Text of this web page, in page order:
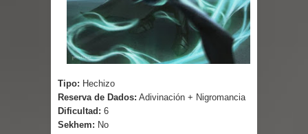
Tipo: Hechizo
Reserva de Dados: Adivinación + Nigromancia
Dificultad: 6
Sekhem: No